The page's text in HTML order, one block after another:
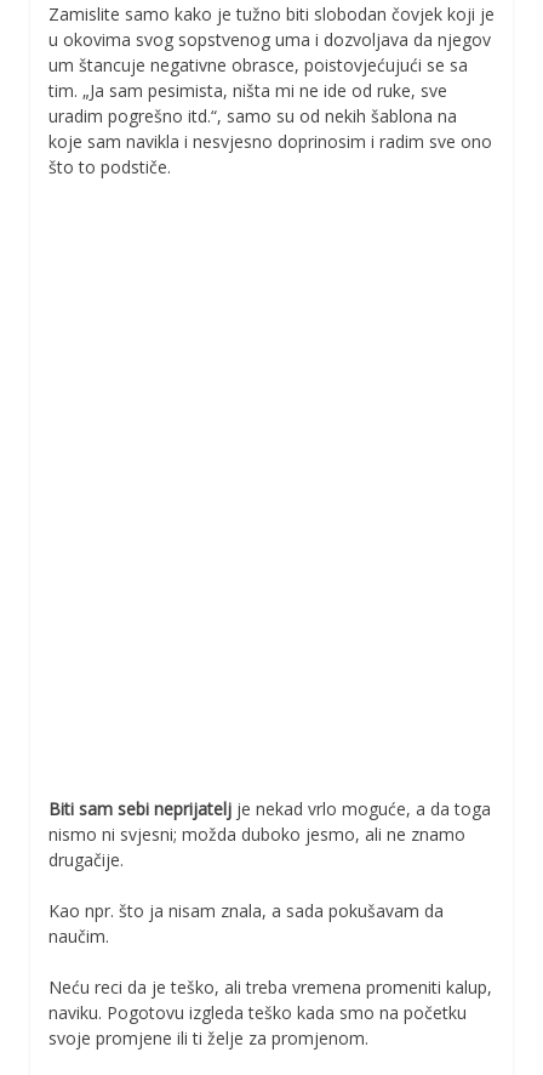
Zamislite samo kako je tužno biti slobodan čovjek koji je
u okovima svog sopstvenog uma i dozvoljava da njegov
um štancuje negativne obrasce, poistovjećujući se sa
tim. „Ja sam pesimista, ništa mi ne ide od ruke, sve
uradim pogrešno itd.“, samo su od nekih šablona na
koje sam navikla i nesvjesno doprinosim i radim sve ono
što to podstiče.
Biti sam sebi neprijatelj je nekad vrlo moguće, a da toga
nismo ni svjesni; možda duboko jesmo, ali ne znamo
drugačije.
Kao npr. što ja nisam znala, a sada pokušavam da
naučim.
Neću reci da je teško, ali treba vremena promeniti kalup,
naviku. Pogotovu izgleda teško kada smo na početku
svoje promjene ili ti želje za promjenom.